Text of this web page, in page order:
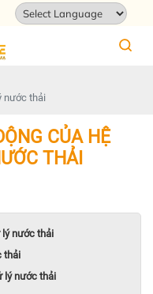
nước thải
CỦA HỆ
THẢI
lý nước thải
thải
lý nước thải